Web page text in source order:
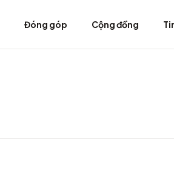
Đóng góp Cộng đồng